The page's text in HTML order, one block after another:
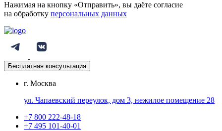
Нажимая на кнопку «Отправить», вы даёте согласие
на обработку персональных данных
Бесплатная консультация
г. Москва
ул. Чапаевский переулок, дом 3, нежилое помещение 28
+7 800 222-48-18
+7 495 101-40-01